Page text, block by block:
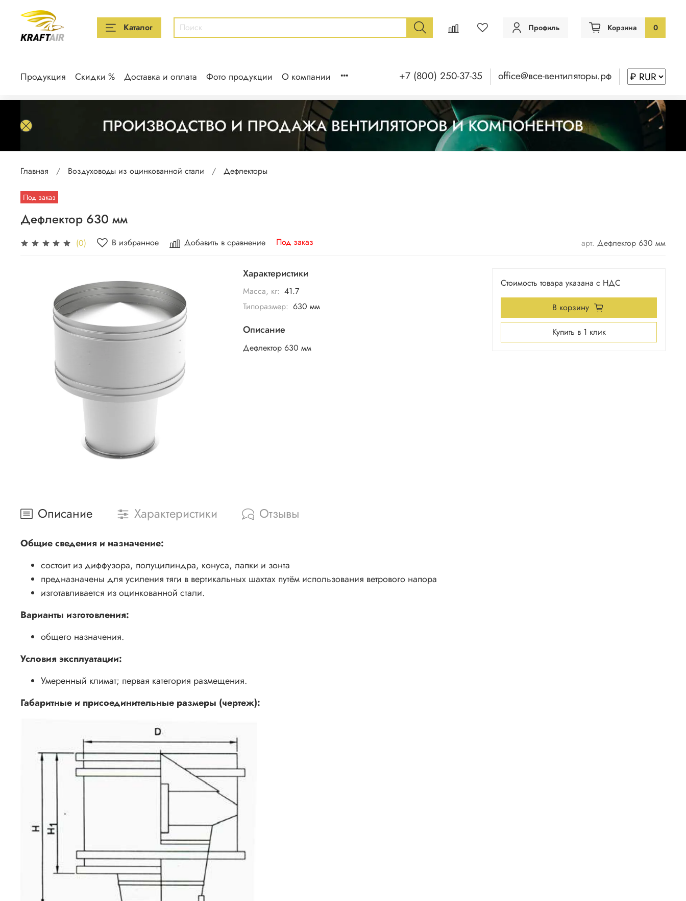
Каталог Профиль Корзина 0
Продукция Скидки % Доставка и оплата Фото продукции О компании +7 (800) 250-37-35 office@все-вентиляторы.рф
Главная Воздуховоды из оцинкованной стали Дефлекторы
Под заказ
Дефлектор 630 мм
(0) В избранное Добавить в сравнение Под заказ арт. Дефлектор 630 мм
Характеристики
Масса, кг: 41.7
Типоразмер: 630 мм
Описание
Дефлектор 630 мм
Стоимость товара указана с НДС
В корзину
Купить в 1 клик
Описание Характеристики Отзывы
Общие сведения и назначение:
состоит из диффузора, полуцилиндра, конуса, лапки и зонта
предназначены для усиления тяги в вертикальных шахтах путём использования ветрового напора
изготавливается из оцинкованной стали.
Варианты изготовления:
общего назначения.
Условия эксплуатации:
Умеренный климат; первая категория размещения.
Габаритные и присоединительные размеры (чертеж):